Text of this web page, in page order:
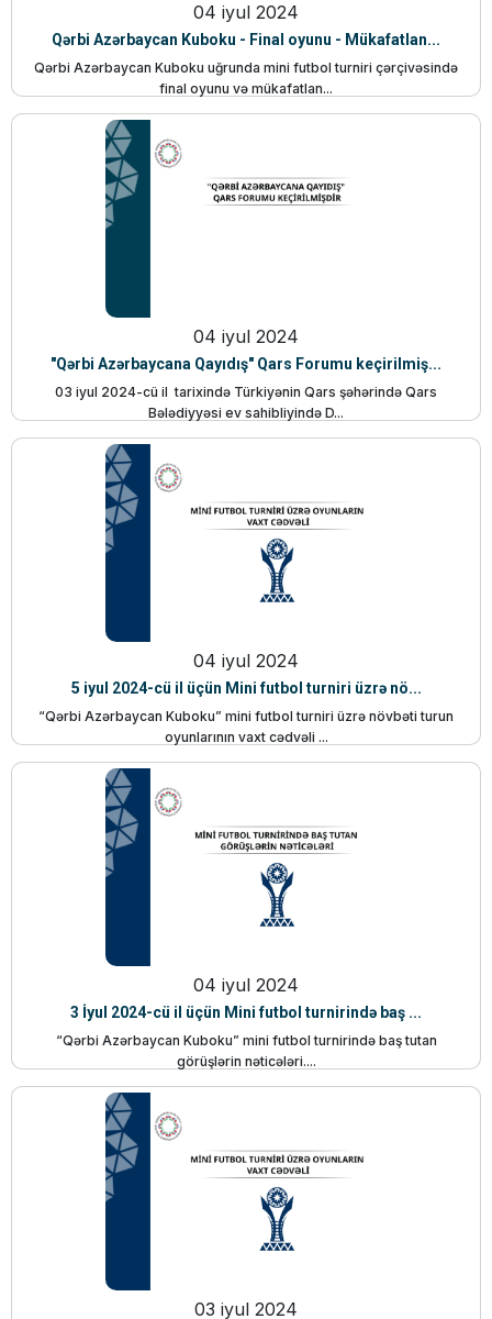
04 iyul 2024
Qərbi Azərbaycan Kuboku - Final oyunu - Mükafatlan...
Qərbi Azərbaycan Kuboku uğrunda mini futbol turniri çərçivəsində
final oyunu və mükafatlan...
04 iyul 2024
"Qərbi Azərbaycana Qayıdış" Qars Forumu keçirilmiş...
03 iyul 2024-cü il tarixində Türkiyənin Qars şəhərində Qars
Bələdiyyəsi ev sahibliyində D...
04 iyul 2024
5 iyul 2024-cü il üçün Mini futbol turniri üzrə nö...
“Qərbi Azərbaycan Kuboku” mini futbol turniri üzrə növbəti turun
oyunlarının vaxt cədvəli ...
04 iyul 2024
3 İyul 2024-cü il üçün Mini futbol turnirində baş ...
“Qərbi Azərbaycan Kuboku” mini futbol turnirində baş tutan
görüşlərin nəticələri....
03 iyul 2024